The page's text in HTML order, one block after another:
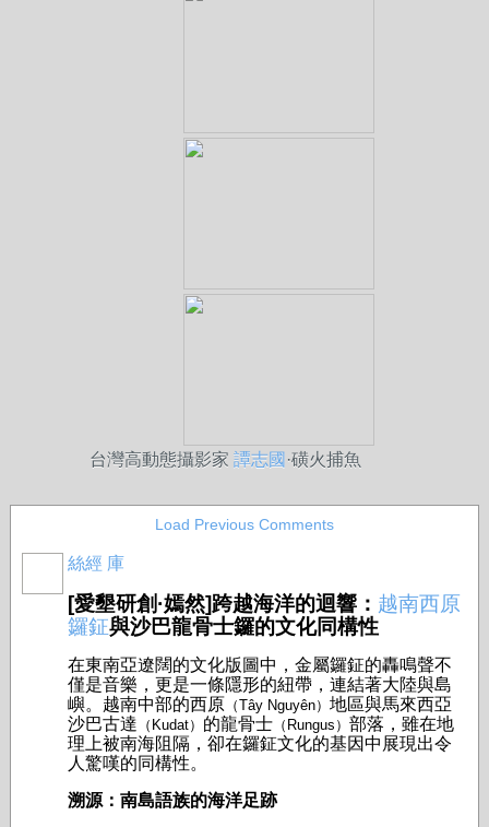
台灣高動態攝影家 譚志國 ·磺火捕魚
Load Previous Comments
絲經 庫
[愛墾研創·嫣然]跨越海洋的迴響： 越南西原
鑼鉦與沙巴龍骨士鑼的文化同構性
在東南亞遼闊的文化版圖中，金屬鑼鉦的轟鳴聲不
僅是音樂，更是一條隱形的紐帶，連結著大陸與島
嶼。越南中部的西原 （Tây Nguyên） 地區與馬來西亞
沙巴古達 （Kudat） 的龍骨士 （Rungus） 部落，雖在地
理上被南海阻隔，卻在鑼鉦文化的基因中展現出令
人驚嘆的同構性。
溯源：南島語族的海洋足跡